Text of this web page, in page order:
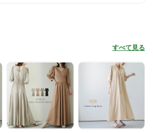
すべて見る